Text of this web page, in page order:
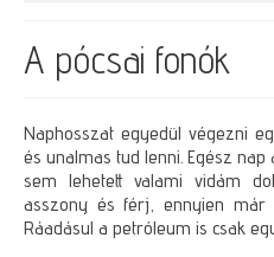
A pócsai fonók
Naphosszat egyedül végezni
és unalmas tud lenni. Egész
sem lehetett valami vidám
asszony és férj, ennyien már
Ráadásul a petróleum is csak